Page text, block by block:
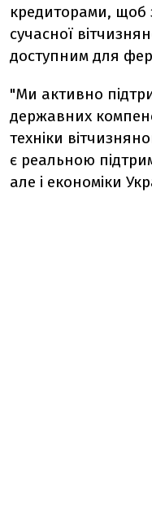
кредиторами, щоб
сучасної
доступним для
"Ми активно
державних
техніки
є реальною
але і економіки